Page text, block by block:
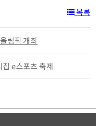
목록
림픽 개최
e스포츠 축제